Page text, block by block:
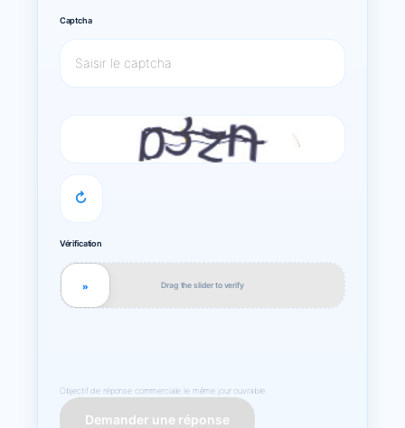
Captcha
↻
Vérification
Drag the slider to verify
»
Objectif de réponse commerciale le même jour ouvrable.
Demander une réponse